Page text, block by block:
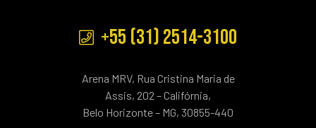
+55 (31) 2514-3100
Arena MRV, Rua Cristina Maria de
Assis, 202 – Califórnia,
Belo Horizonte – MG, 30855-440